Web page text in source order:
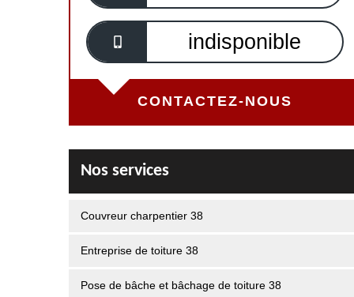
indisponible
CONTACTEZ-NOUS
Nos services
Couvreur charpentier 38
Entreprise de toiture 38
Pose de bâche et bâchage de toiture 38